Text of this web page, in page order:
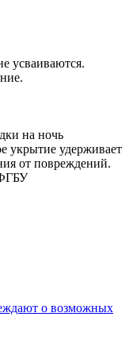
усваиваются.
на ночь
укрытие удерживает
от повреждений.
о возможных